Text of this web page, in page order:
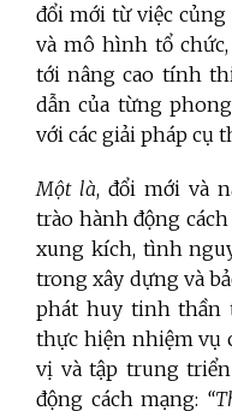
đổi mới từ việc
và mô hình tổ
tới nâng cao tính
dẫn của từng
với các giải pháp cụ
Một là, đổi mới và
trào hành động
xung kích, tình
trong xây dựng và
phát huy tinh thần
thực hiện nhiệm vụ
vị và tập trung
động cách mạng: